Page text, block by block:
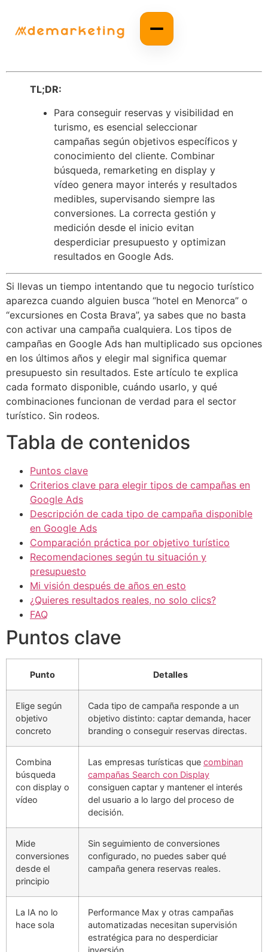
TL;DR:
Para conseguir reservas y visibilidad en
turismo, es esencial seleccionar
campañas según objetivos específicos y
conocimiento del cliente. Combinar
búsqueda, remarketing en display y
vídeo genera mayor interés y resultados
medibles, supervisando siempre las
conversiones. La correcta gestión y
medición desde el inicio evitan
desperdiciar presupuesto y optimizan
resultados en Google Ads.
Si llevas un tiempo intentando que tu negocio turístico
aparezca cuando alguien busca “hotel en Menorca” o
“excursiones en Costa Brava”, ya sabes que no basta
con activar una campaña cualquiera. Los tipos de
campañas en Google Ads han multiplicado sus opciones
en los últimos años y elegir mal significa quemar
presupuesto sin resultados. Este artículo te explica
cada formato disponible, cuándo usarlo, y qué
combinaciones funcionan de verdad para el sector
turístico. Sin rodeos.
Tabla de contenidos
Puntos clave
Criterios clave para elegir tipos de campañas en
Google Ads
Descripción de cada tipo de campaña disponible
en Google Ads
Comparación práctica por objetivo turístico
Recomendaciones según tu situación y
presupuesto
Mi visión después de años en esto
¿Quieres resultados reales, no solo clics?
FAQ
Puntos clave
Punto Detalles
Elige según
objetivo
concreto
Cada tipo de campaña responde a un
objetivo distinto: captar demanda, hacer
branding o conseguir reservas directas.
Combina
búsqueda
con display o
vídeo
Las empresas turísticas que combinan
campañas Search con Display
consiguen captar y mantener el interés
del usuario a lo largo del proceso de
decisión.
Mide
conversiones
desde el
principio
Sin seguimiento de conversiones
configurado, no puedes saber qué
campaña genera reservas reales.
La IA no lo
hace sola
Performance Max y otras campañas
automatizadas necesitan supervisión
estratégica para no desperdiciar
inversión.